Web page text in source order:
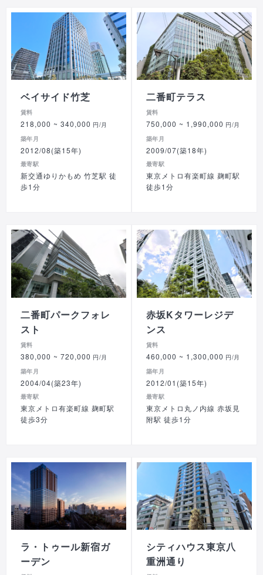
ベイサイド竹芝
賃料
218,000 ~ 340,000 円/月
築年月
2012/08(築15年)
最寄駅
新交通ゆりかもめ 竹芝駅 徒
歩1分
二番町テラス
賃料
750,000 ~ 1,990,000 円/月
築年月
2009/07(築18年)
最寄駅
東京メトロ有楽町線 麹町駅
徒歩1分
二番町パークフォレ
スト
賃料
380,000 ~ 720,000 円/月
築年月
2004/04(築23年)
最寄駅
東京メトロ有楽町線 麹町駅
徒歩3分
赤坂Kタワーレジデ
ンス
賃料
460,000 ~ 1,300,000 円/月
築年月
2012/01(築15年)
最寄駅
東京メトロ丸ノ内線 赤坂見
附駅 徒歩1分
ラ・トゥール新宿ガ
ーデン
シティハウス東京八
重洲通り